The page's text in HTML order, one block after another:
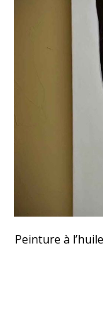
Peinture à